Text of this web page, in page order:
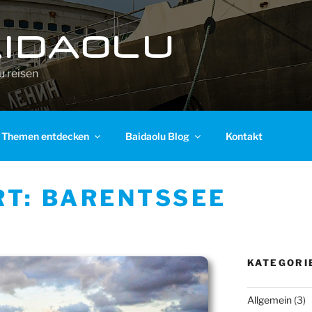
reisen
Themen entdecken Baidaolu Blog Kontakt
BARENTSSEE
Allgemein (3)